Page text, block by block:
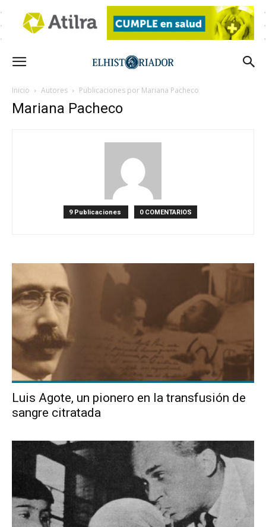
Inicio Autores Publicaciones por Mariana Pacheco
Mariana Pacheco
9 Publicaciones 0 COMENTARIOS
Luis Agote, un pionero en la transfusión de
sangre citratada